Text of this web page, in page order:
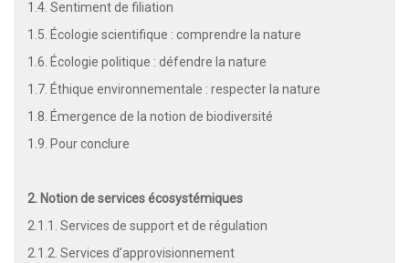
1.4. Sentiment de filiation
1.5. Écologie scientifique : comprendre la nature
1.6. Écologie politique : défendre la nature
1.7. Éthique environnementale : respecter la nature
1.8. Émergence de la notion de biodiversité
1.9. Pour conclure
2. Notion de services écosystémiques
2.1.1. Services de support et de régulation
2.1.2. Services d’approvisionnement